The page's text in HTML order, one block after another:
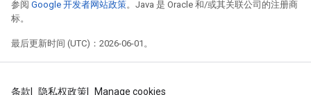
参阅 Google 开发者网站政策。Java 是 Oracle 和/或其关联公司的注册商
标。
最后更新时间 (UTC)：2026-06-01。
条款 隐私权政策 Manage cookies